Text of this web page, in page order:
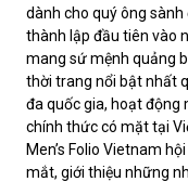
dành cho quý ông
thành lập đầu tiên vào
mang sứ mệnh quảng
thời trang nổi bật nhất
đa quốc gia, hoạt động
chính thức có mặt tại
Men’s Folio Vietnam
mắt, giới thiệu những